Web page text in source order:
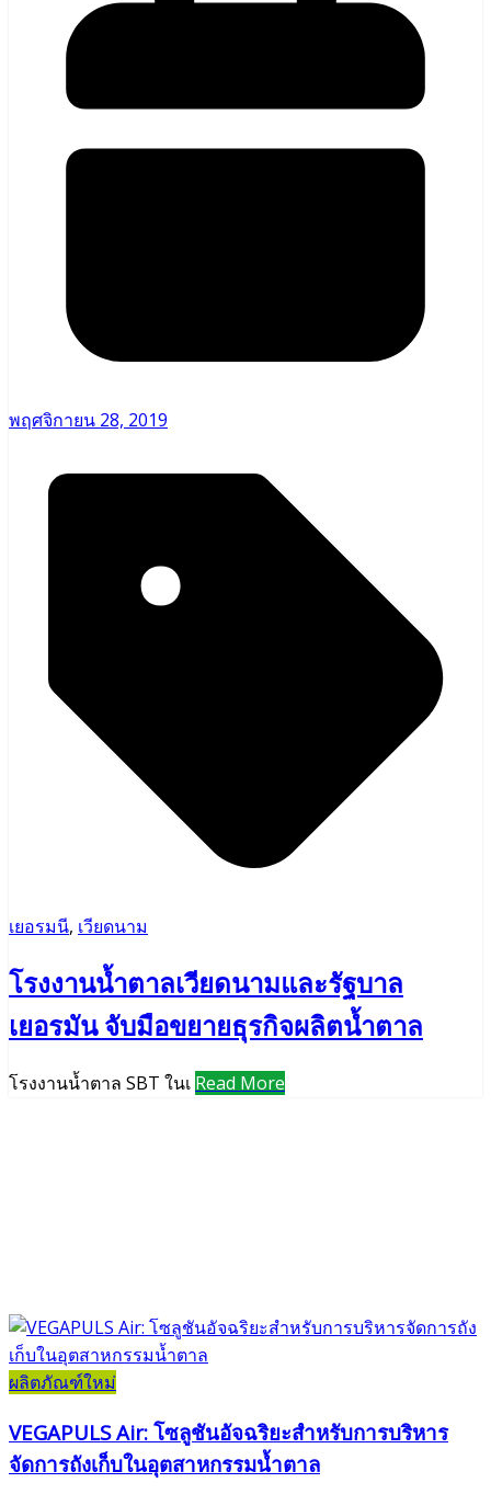
พฤศจิกายน 28, 2019
เยอรมนี, เวียดนาม
โรงงานน้ำตาลเวียดนามและรัฐบาล
เยอรมัน จับมือขยายธุรกิจผลิตน้ำตาล
โรงงานน้ำตาล SBT ในเ Read More
ผลิตภัณฑ์ใหม่
VEGAPULS Air: โซลูชันอัจฉริยะสำหรับการบริหาร
จัดการถังเก็บในอุตสาหกรรมน้ำตาล